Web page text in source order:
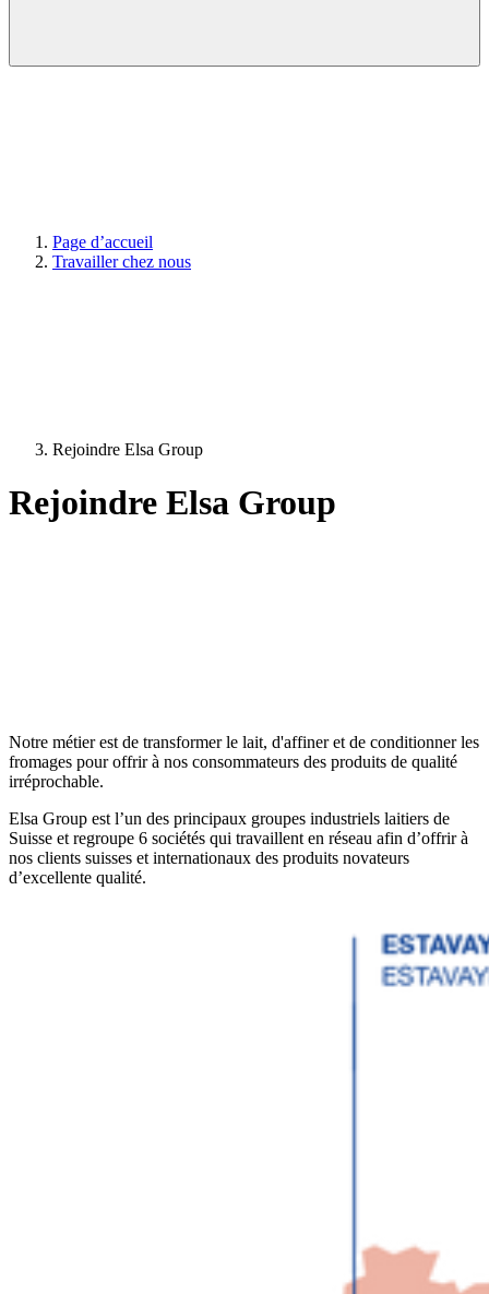
Page d’accueil
Travailler chez nous
Rejoindre Elsa Group
Rejoindre Elsa Group
Notre métier est de transformer le lait, d'affiner et de conditionner les
fromages pour offrir à nos consommateurs des produits de qualité
irréprochable.
Elsa Group est l’un des principaux groupes industriels laitiers de
Suisse et regroupe 6 sociétés qui travaillent en réseau afin d’offrir à
nos clients suisses et internationaux des produits novateurs
d’excellente qualité.